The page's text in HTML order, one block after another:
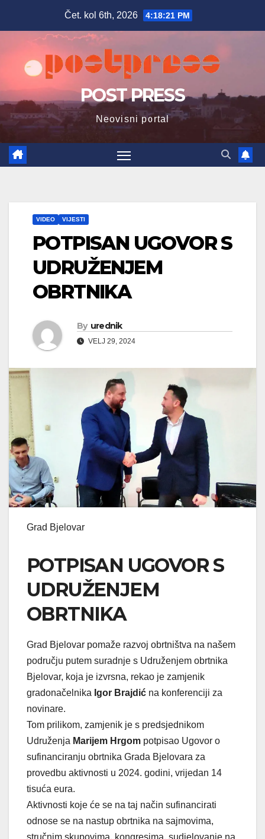
Čet. kol 6th, 2026 4:18:23 PM
POST PRESS
Neovisni portal
VIDEO VIJESTI
POTPISAN UGOVOR S
UDRUŽENJEM
OBRTNIKA
By urednik
VELJ 29, 2024
Grad Bjelovar
POTPISAN UGOVOR S
UDRUŽENJEM
OBRTNIKA
Grad Bjelovar pomaže razvoj obrtništva na našem
području putem suradnje s Udruženjem obrtnika
Bjelovar, koja je izvrsna, rekao je zamjenik
gradonačelnika Igor Brajdić na konferenciji za
novinare.
Tom prilikom, zamjenik je s predsjednikom
Udruženja Marijem Hrgom potpisao Ugovor o
sufinanciranju obrtnika Grada Bjelovara za
provedbu aktivnosti u 2024. godini, vrijedan 14
tisuća eura.
Aktivnosti koje će se na taj način sufinancirati
odnose se na nastup obrtnika na sajmovima,